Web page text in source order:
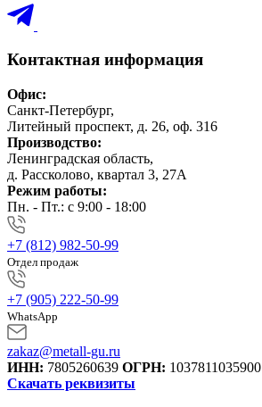
Контактная информация
Офис:
Санкт-Петербург,
Литейный проспект, д. 26, оф. 316
Производство:
Ленинградская область,
д. Рассколово, квартал 3, 27А
Режим работы:
Пн. - Пт.: с 9:00 - 18:00
+7 (812) 982-50-99
Отдел продаж
+7 (905) 222-50-99
WhatsApp
zakaz@metall-gu.ru
ИНН: 7805260639 ОГРН: 1037811035900
Скачать реквизиты